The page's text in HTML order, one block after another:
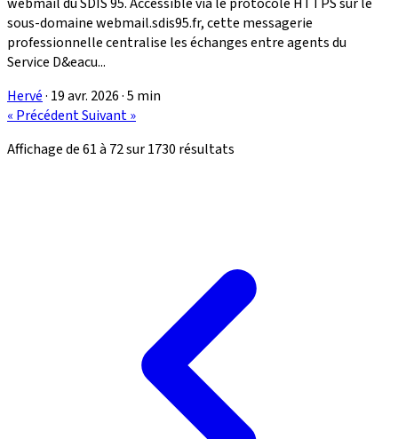
sous-domaine webmail.sdis95.fr, cette messagerie
professionnelle centralise les échanges entre agents du
Service D&eacu...
Hervé· 19 avr. 2026·5 min
« PrécédentSuivant »
Affichage de61à 72sur1730 résultats